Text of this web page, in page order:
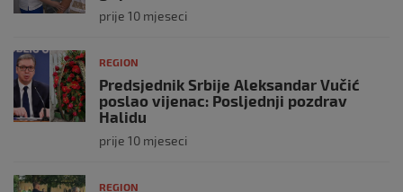
prije 10 mjeseci
REGION
Predsjednik Srbije Aleksandar Vučić
poslao vijenac: Posljednji pozdrav
Halidu
prije 10 mjeseci
REGION